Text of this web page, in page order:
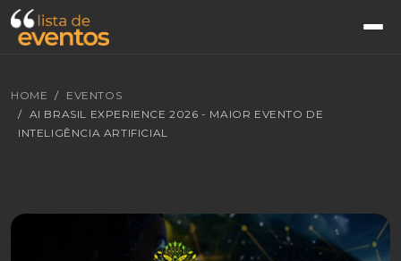
HOME
EVENTOS
AI BRASIL EXPERIENCE 2026 - MAIOR EVENTO DE
INTELIGÊNCIA ARTIFICIAL